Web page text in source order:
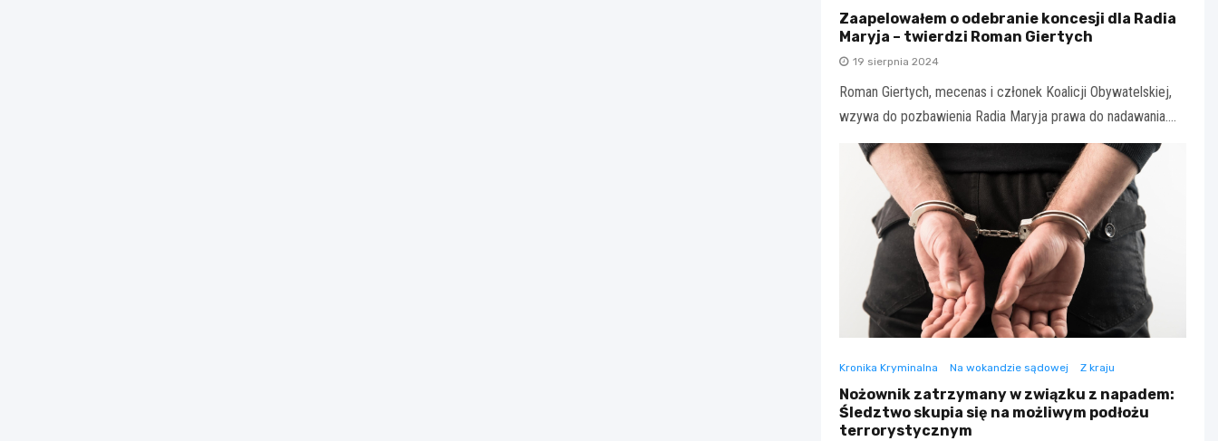
Zaapelowałem o odebranie koncesji dla Radia
Maryja – twierdzi Roman Giertych
19 sierpnia 2024
Roman Giertych, mecenas i członek Koalicji Obywatelskiej,
wzywa do pozbawienia Radia Maryja prawa do nadawania.…
Kronika Kryminalna Na wokandzie sądowej Z kraju
Nożownik zatrzymany w związku z napadem:
Śledztwo skupia się na możliwym podłożu
terrorystycznym